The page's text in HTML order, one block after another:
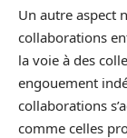
Un autre aspect
collaborations
la voie à des
engouement
collaborations
comme celles